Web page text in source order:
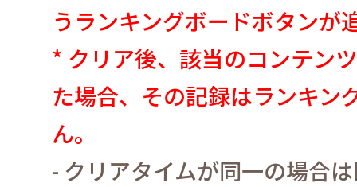
うランキングボードボタンが
* クリア後、該当のコンテン
た場合、その記録はランキン
ん。
- クリアタイムが同一の場合